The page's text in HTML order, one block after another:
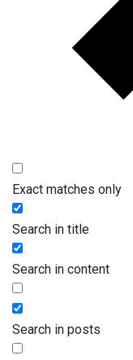
Exact matches only
Search in title
Search in content
Search in posts